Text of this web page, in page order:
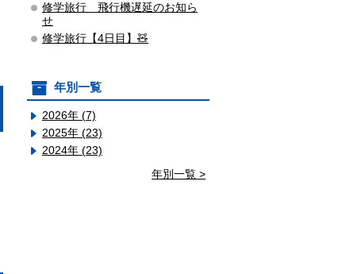
修学旅行 飛行機遅延のお知ら
せ
修学旅行【4日目】🧸
年別一覧
2026年 (7)
2025年 (23)
2024年 (23)
年別一覧 >